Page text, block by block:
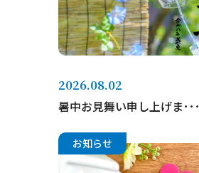
2026.08.02
暑中お見舞い申し上げま･･･
お知らせ